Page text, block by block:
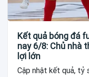
Kết quả bóng đá
nay 6/8: Chủ nhà
lợi lớn
Cập nhật kết quả, tỷ